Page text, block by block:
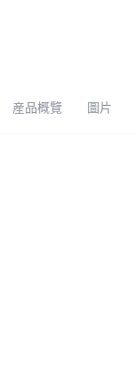
産品概覽 圖片